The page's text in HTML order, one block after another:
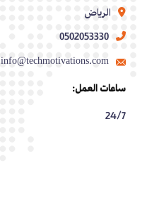
الرياض
0502053330
info@techmotivations.com
ساعات العمل:
24/7